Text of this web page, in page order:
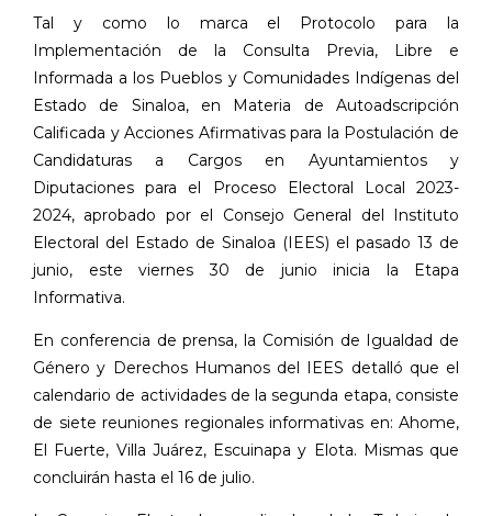
Tal y como lo marca el Protocolo para la
Implementación de la Consulta Previa, Libre e
Informada a los Pueblos y Comunidades Indígenas del
Estado de Sinaloa, en Materia de Autoadscripción
Calificada y Acciones Afirmativas para la Postulación de
Candidaturas a Cargos en Ayuntamientos y
Diputaciones para el Proceso Electoral Local 2023-
2024, aprobado por el Consejo General del Instituto
Electoral del Estado de Sinaloa (IEES) el pasado 13 de
junio, este viernes 30 de junio inicia la Etapa
Informativa.
En conferencia de prensa, la Comisión de Igualdad de
Género y Derechos Humanos del IEES detalló que el
calendario de actividades de la segunda etapa, consiste
de siete reuniones regionales informativas en: Ahome,
El Fuerte, Villa Juárez, Escuinapa y Elota. Mismas que
concluirán hasta el 16 de julio.